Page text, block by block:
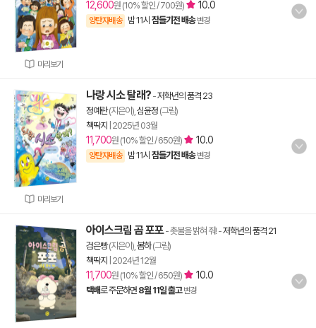
미리보기
12,600원 (10% 할인 / 700원) 10.0
양탄자배송 밤 11시 잠들기전 배송 변경
미리보기
나랑 시소 탈래? -저학년의 품격 23
정예란(지은이), 심윤정 (그림)
책딱지
2025년 03월
11,700원 (10% 할인 / 650원) 10.0
양탄자배송 밤 11시 잠들기전 배송 변경
아이스크림 곰 포포- 촛불을 밝혀 줘!-저학년의 품격 21
검은빵(지은이), 봄하(그림)
책딱지
2024년 12월
11,700원 (10% 할인 / 650원) 10.0
택배로 주문하면 8월 11일 출고 변경